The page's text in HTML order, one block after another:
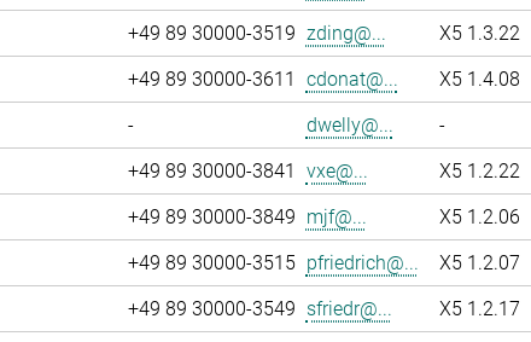
+49 89 30000-3519 zding@... X5 1.3.22
+49 89 30000-3611 cdonat@... X5 1.4.08
- dwelly@... -
+49 89 30000-3841 vxe@... X5 1.2.22
+49 89 30000-3849 mjf@... X5 1.2.06
+49 89 30000-3515 pfriedrich@... X5 1.2.07
+49 89 30000-3549 sfriedr@... X5 1.2.17